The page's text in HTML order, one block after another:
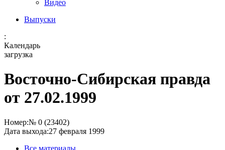
Видео
Выпуски
:
Календарь
загрузка
Восточно-Сибирская правда
от 27.02.1999
Номер:№ 0 (23402)
Дата выхода:27 февраля 1999
Все материалы